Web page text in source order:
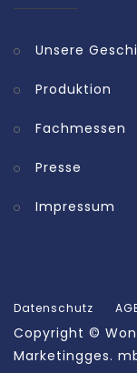
Unsere
Produktion
Fachmessen
Presse
Impressum
Datenschutz
Copyright ©
Marketingges.